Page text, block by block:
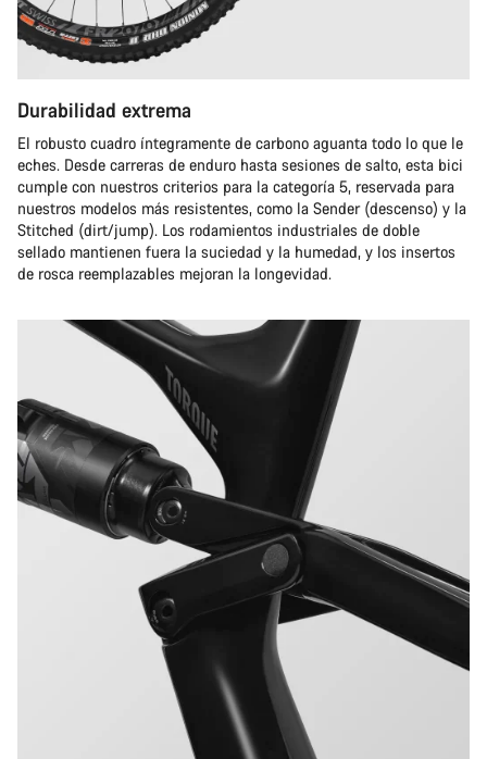
Durabilidad extrema
El robusto cuadro íntegramente de carbono aguanta todo lo que le
eches. Desde carreras de enduro hasta sesiones de salto, esta bici
cumple con nuestros criterios para la categoría 5, reservada para
nuestros modelos más resistentes, como la Sender (descenso) y la
Stitched (dirt/jump). Los rodamientos industriales de doble
sellado mantienen fuera la suciedad y la humedad, y los insertos
de rosca reemplazables mejoran la longevidad.